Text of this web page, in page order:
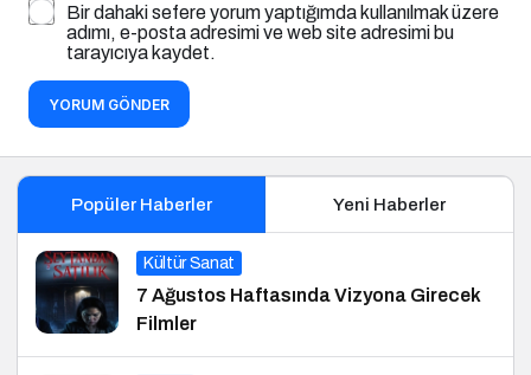
Bir dahaki sefere yorum yaptığımda kullanılmak üzere
adımı, e-posta adresimi ve web site adresimi bu
tarayıcıya kaydet.
YORUM GÖNDER
Popüler Haberler Yeni Haberler
Kültür Sanat
7 Ağustos Haftasında Vizyona Girecek
Filmler